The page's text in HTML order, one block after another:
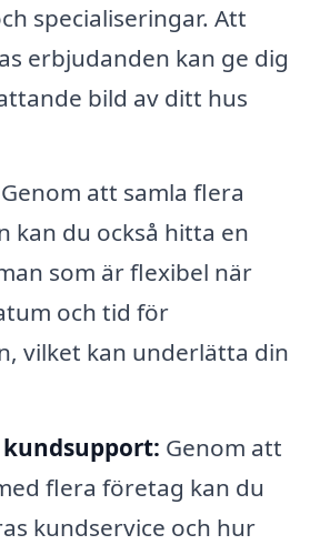
specialiseringar. Att
erbjudanden kan ge dig
bild av ditt hus
Genom att samla flera
kan du också hitta en
som är flexibel när
och tid för
vilket kan underlätta din
kundsupport: Genom att
flera företag kan du
kundservice och hur